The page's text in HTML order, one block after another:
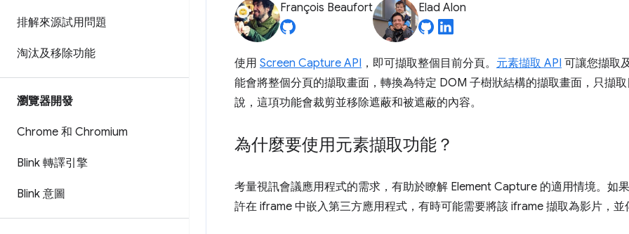
排解來源試用問題
淘汰及移除功能
瀏覽器開發
Chrome 和 Chromium
Blink 轉譯引擎
Blink 意圖
François Beaufort Elad Alon
使用 Screen Capture API ，即可擷取整個目前分頁。 元素擷取 API 可讓您擷取
能會將整個分頁的擷取畫面，轉換為特定 DOM 子樹狀結構的擷取畫面，只擷
說，這項功能會裁剪並移除遮蔽和被遮蔽的內容。
為什麼要使用元素擷取功能？
考量視訊會議應用程式的需求，有助於瞭解 Element Capture 的適用情境。如
許在 iframe 中嵌入第三方應用程式，有時可能需要將該 iframe 擷取為影片，